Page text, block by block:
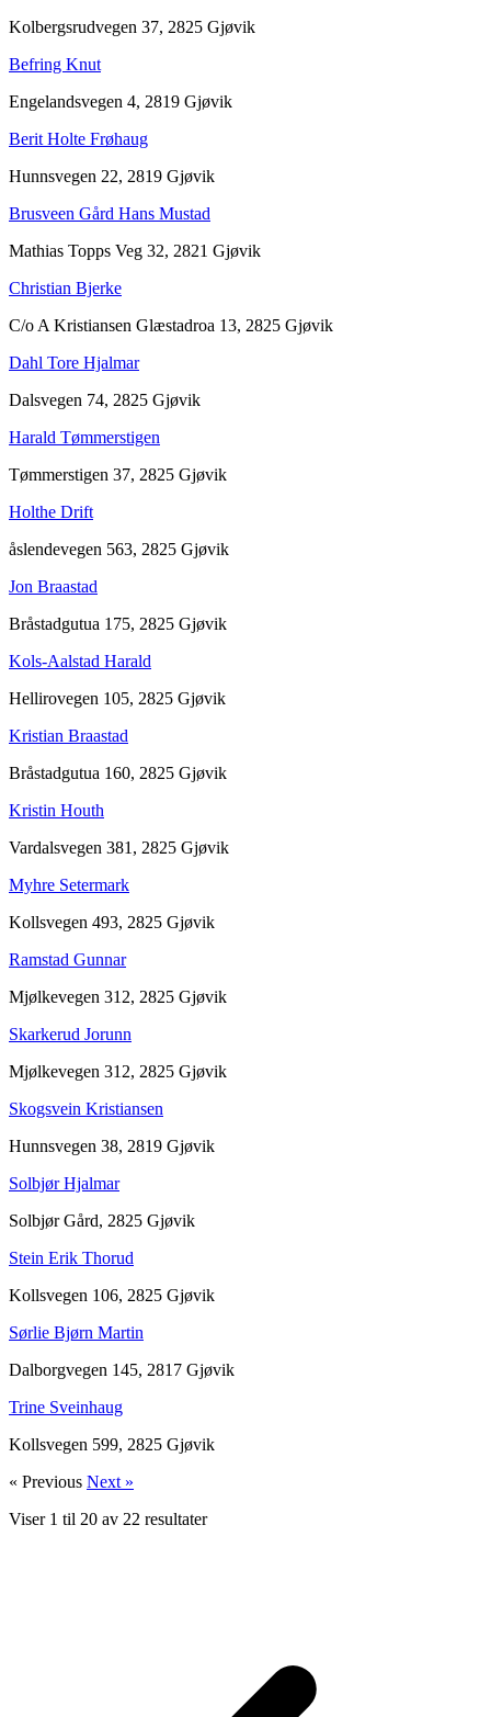
Kolbergsrudvegen 37, 2825 Gjøvik
Befring Knut
Engelandsvegen 4, 2819 Gjøvik
Berit Holte Frøhaug
Hunnsvegen 22, 2819 Gjøvik
Brusveen Gård Hans Mustad
Mathias Topps Veg 32, 2821 Gjøvik
Christian Bjerke
C/o A Kristiansen Glæstadroa 13, 2825 Gjøvik
Dahl Tore Hjalmar
Dalsvegen 74, 2825 Gjøvik
Harald Tømmerstigen
Tømmerstigen 37, 2825 Gjøvik
Holthe Drift
åslendevegen 563, 2825 Gjøvik
Jon Braastad
Bråstadgutua 175, 2825 Gjøvik
Kols-Aalstad Harald
Hellirovegen 105, 2825 Gjøvik
Kristian Braastad
Bråstadgutua 160, 2825 Gjøvik
Kristin Houth
Vardalsvegen 381, 2825 Gjøvik
Myhre Setermark
Kollsvegen 493, 2825 Gjøvik
Ramstad Gunnar
Mjølkevegen 312, 2825 Gjøvik
Skarkerud Jorunn
Mjølkevegen 312, 2825 Gjøvik
Skogsvein Kristiansen
Hunnsvegen 38, 2819 Gjøvik
Solbjør Hjalmar
Solbjør Gård, 2825 Gjøvik
Stein Erik Thorud
Kollsvegen 106, 2825 Gjøvik
Sørlie Bjørn Martin
Dalborgvegen 145, 2817 Gjøvik
Trine Sveinhaug
Kollsvegen 599, 2825 Gjøvik
« Previous Next »
Viser 1 til 20 av 22 resultater